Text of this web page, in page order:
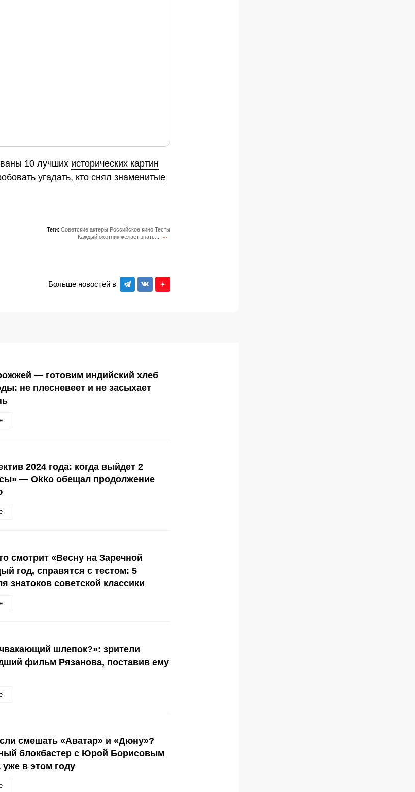
10 лучших исторических картин
угадать, кто снял знаменитые
Теги: Советские актеры Российское кино Тесты
Каждый охотник желает знать...
Больше новостей в
— готовим индийский хлеб
не плесневеет и не засыхает
2024 года: когда выйдет 2
— Okko обещал продолжение
смотрит «Весну на Заречной
год, справятся с тестом: 5
знатоков советской классики
шлепок?»: зрители
фильм Рязанова, поставив ему
смешать «Аватар» и «Дюну»?
блокбастер с Юрой Борисовым
в этом году